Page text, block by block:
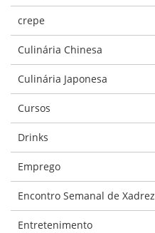
crepe
Culinária Chinesa
Culinária Japonesa
Cursos
Drinks
Emprego
Encontro Semanal de Xadrez
Entretenimento